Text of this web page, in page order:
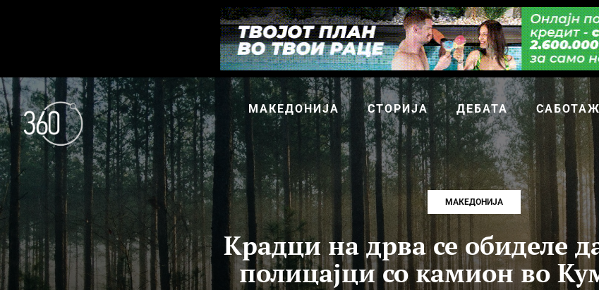
МАКЕДОНИЈА СТОРИЈА ДЕБАТА
МАКЕДОНИЈА
Крадци на дрва се обиделе
полицајци со камион во